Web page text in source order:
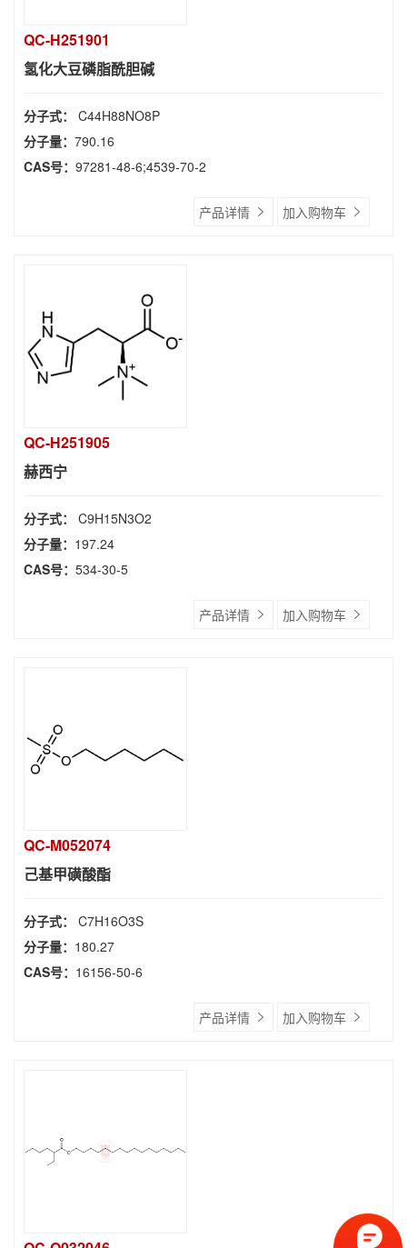
QC-H251901
氢化大豆磷脂酰胆碱
分子式： C44H88NO8P
分子量： 790.16
CAS号： 97281-48-6;4539-70-2
产品详情 加入购物车
QC-H251905
赫西宁
分子式： C9H15N3O2
分子量： 197.24
CAS号： 534-30-5
产品详情 加入购物车
QC-M052074
己基甲磺酸酯
分子式： C7H16O3S
分子量： 180.27
CAS号： 16156-50-6
产品详情 加入购物车